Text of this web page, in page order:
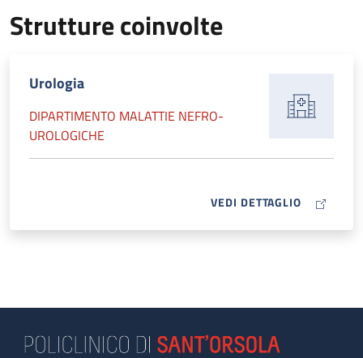
Strutture coinvolte
Urologia
DIPARTIMENTO MALATTIE NEFRO-
UROLOGICHE
VEDI DETTAGLIO MAP ICON